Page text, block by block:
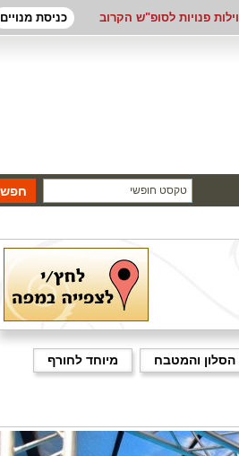
וילות פנויות לסופ"ש הקרוב כניסת מנויים
הסלון והמטבח
מיוחד לחורף